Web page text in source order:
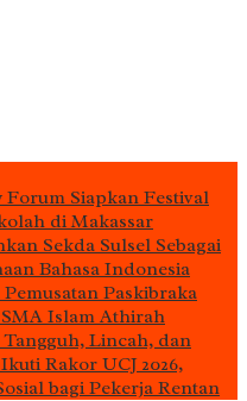
Siapkan Festival
di Makassar
Sekda Sulsel Sebagai
Bahasa Indonesia
Paskibraka
Islam Athirah
Tangguh, Lincah, dan
Rakor UCJ 2026,
bagi Pekerja Rentan